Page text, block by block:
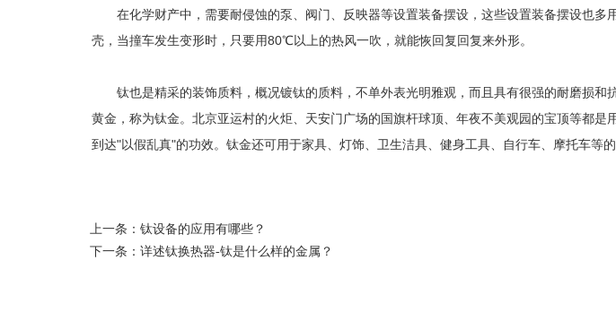
在化学财产中，需要耐侵蚀的泵、阀门、反映器等设置装备摆设，这些设置装备摆设也多
壳，当撞车发生变形时，只要用80℃以上的热风一吹，就能恢回复回复来外形。
钛也是精采的装饰质料，概况镀钛的质料，不单外表光明雅观，而且具有很强的耐磨损和
黄金，称为钛金。北京亚运村的火炬、天安门广场的国旗杆球顶、年夜不美观园的宝顶等都
到达"以假乱真"的功效。钛金还可用于家具、灯饰、卫生洁具、健身工具、自行车、摩托车等的
上一条： 钛设备的应用有哪些？
下一条： 详述钛换热器-钛是什么样的金属？